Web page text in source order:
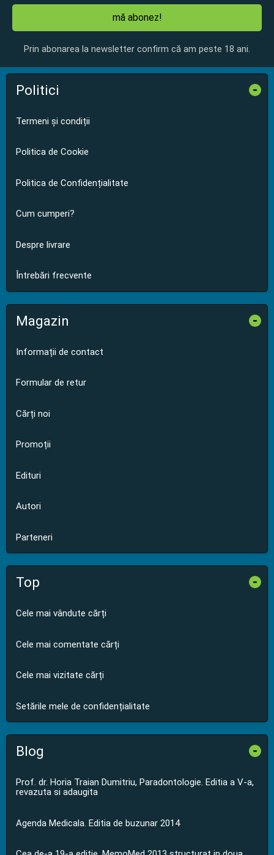
mă abonez!
Prin abonarea la newsletter confirm că am peste 18 ani.
Politici -
Termeni și condiții
Politica de Cookie
Politica de Confidențialitate
Cum cumperi?
Despre livrare
Întrebări frecvente
Magazin -
Informații de contact
Formular de retur
Cărți noi
Promoții
Edituri
Autori
Parteneri
Top -
Cele mai vândute cărți
Cele mai comentate cărți
Cele mai vizitate cărți
Setările mele de confidențialitate
Blog -
Prof. dr. Horia Traian Dumitriu, Paradontologie. Editia a V-a,
revazuta si adaugita
Agenda Medicala. Editia de buzunar 2014